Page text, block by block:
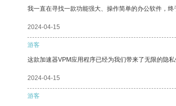
我一直在寻找一款功能强大、操作简单的办公软件，
2024-04-15
游客
这款加速器VPM应用程序已经为我们带来了无限的隐私
2024-04-15
游客